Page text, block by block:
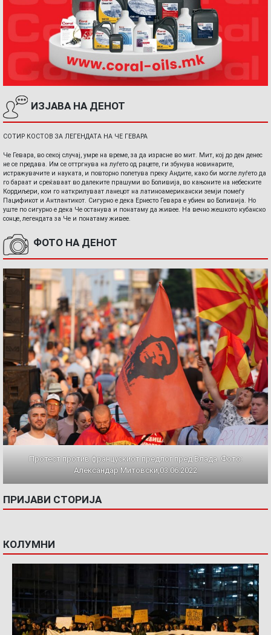
ИЗЈАВА НА ДЕНОТ
СОТИР КОСТОВ ЗА ЛЕГЕНДАТА НА ЧЕ ГЕВАРА
Че Гевара, во секој случај, умре на време, за да израсне во мит. Мит, кој до ден денес
не се предава. Им се оттргнува на луѓето од рацете, ги збунува новинарите,
истражувачите и науката, и повторно полетува преку Андите, како би могле луѓето да
го бараат и среќаваат во далеките прашуми во Боливија, во кањоните на небеските
Кордиљери, кои го наткрилуваат ланецот на латиноамерикански земји помеѓу
Пацификот и Антлантикот. Сигурно е дека Ернесто Гевара е убиен во Боливија. Но
уште по сигурно е дека Че останува и понатаму да живее. На вечно жешкото кубанско
сонце, легендата за Че и понатаму живее.
ФОТО НА ДЕНОТ
Протест против францускиот предлог пред Влада. Фото:
Александар Митовски,03.06.2022
ПРИЈАВИ СТОРИЈА
КОЛУМНИ